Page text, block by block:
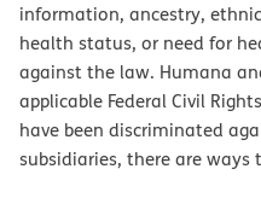
information, ancestry,
health status, or need for
against the law. Humana
applicable Federal Civil
have been discriminated
subsidiaries, there are ways